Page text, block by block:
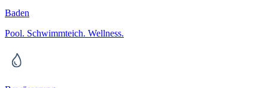
Baden
Pool. Schwimmteich. Wellness.